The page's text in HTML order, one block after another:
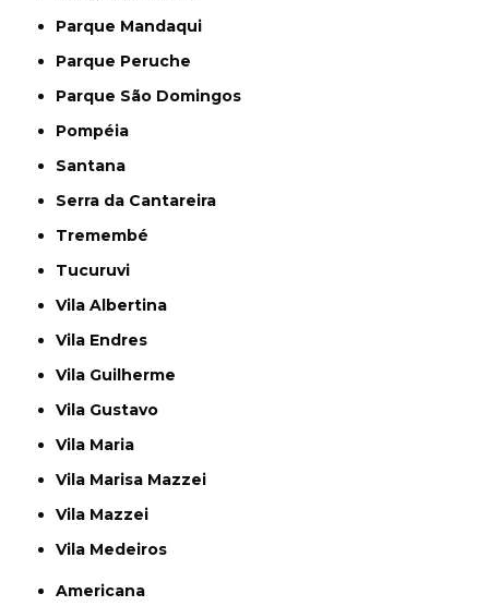
Parque Mandaqui
Parque Peruche
Parque São Domingos
Pompéia
Santana
Serra da Cantareira
Tremembé
Tucuruvi
Vila Albertina
Vila Endres
Vila Guilherme
Vila Gustavo
Vila Maria
Vila Marisa Mazzei
Vila Mazzei
Vila Medeiros
Americana